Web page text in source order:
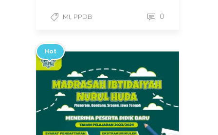
MI, PPDB 0
Hot